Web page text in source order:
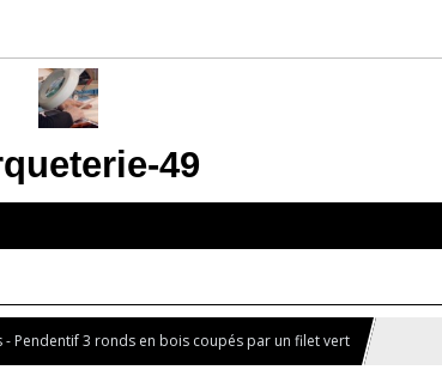
49
Pendentif 3 ronds en bois coupés par un filet vert